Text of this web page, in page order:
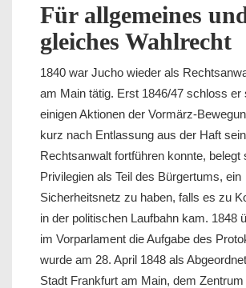
Für allgemeines
gleiches Wahlrecht
1840 war Jucho wieder als
am Main tätig. Erst 1846/47 schloss er
einigen Aktionen der Vormärz-
kurz nach Entlassung aus der Haft
Rechtsanwalt fortführen konnte, belegt
Privilegien als Teil des Bürgertums, ein
Sicherheitsnetz zu haben, falls es zu
in der politischen Laufbahn kam. 1848
im Vorparlament die Aufgabe des
wurde am 28. April 1848 als
Stadt Frankfurt am Main, dem